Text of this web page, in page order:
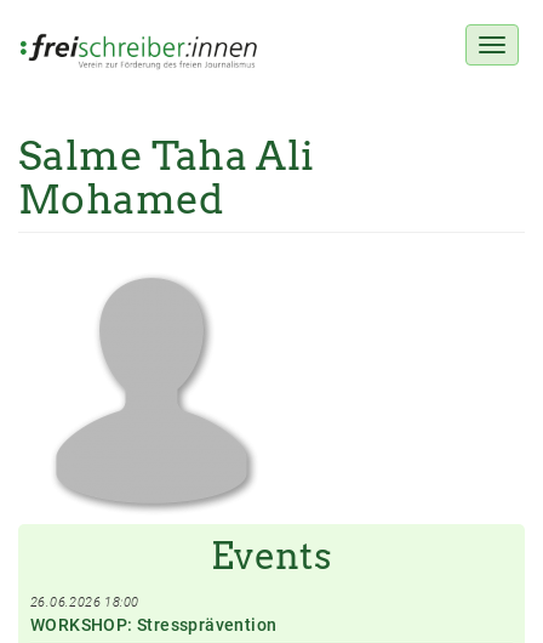
Direkt
zum
Inhalt
Toggle
Salme Taha Ali
Mohamed
Events
26.06.2026 18:00
WORKSHOP: Stressprävention